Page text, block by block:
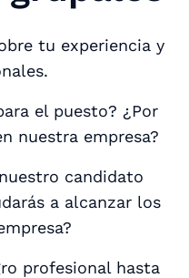
tu experiencia y
el puesto? ¿Por
nuestra empresa?
candidato
a alcanzar los
profesional hasta